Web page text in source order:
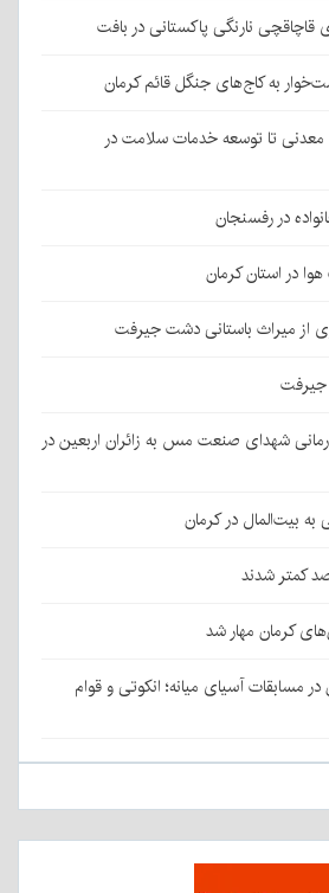
به کاج‌های جنگل قائم کرمان
تا توسعه خدمات سلامت در
در رفسنجان
در استان کرمان
از میراث باستانی دشت جیرفت
جیرفت
شهدای صنعت مس به زائران اربعین در
بیت‌المال در کرمان
کرمان مهار شد
مسابقات آسیای میانه؛ انکوتی و قوام